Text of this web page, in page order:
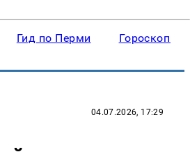
Гид по Перми Гороскопы
04.07.2026, 17:29